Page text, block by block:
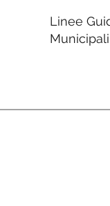
Linee